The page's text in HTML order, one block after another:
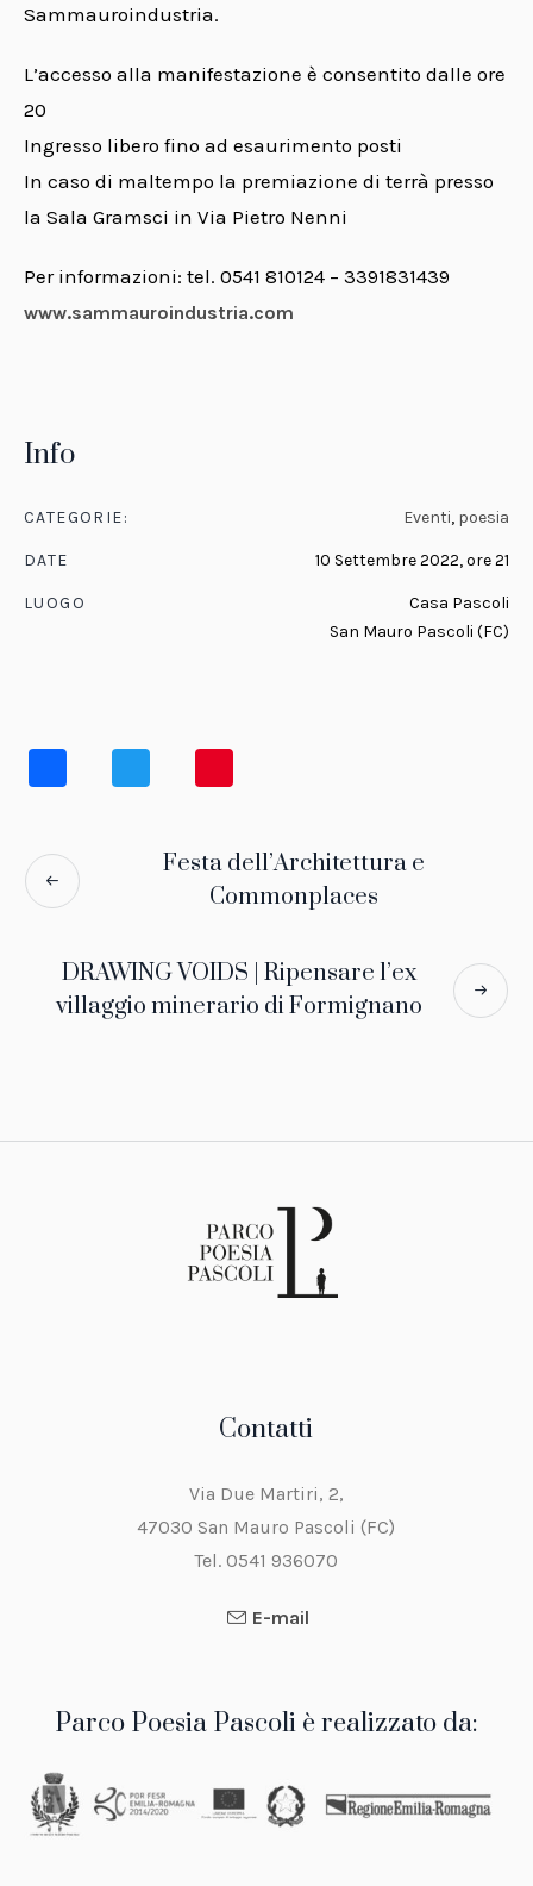
Info
CATEGORIE: Eventi, poesia
DATE 10 Settembre 2022, ore 21
LUOGO
Casa Pascoli
San Mauro Pascoli (FC)
Sammauroindustria.
L’accesso alla manifestazione è consentito dalle ore
20
Ingresso libero fino ad esaurimento posti
In caso di maltempo la premiazione di terrà presso
la Sala Gramsci in Via Pietro Nenni
Per informazioni: tel. 0541 810124 – 3391831439
www.sammauroindustria.com
Facebook
Twitter
Festa dell’Architettura e
Commonplaces
DRAWING VOIDS | Ripensare l’ex
villaggio minerario di Formignano
Contatti
Via Due Martiri, 2,
47030 San Mauro Pascoli (FC)
Tel. 0541 936070
E-mail
Parco Poesia Pascoli è realizzato da: